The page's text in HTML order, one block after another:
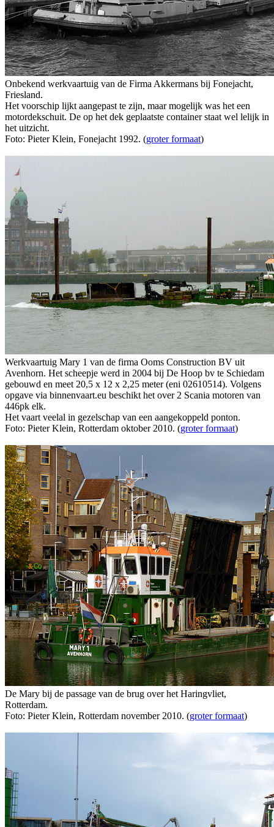
Onbekend werkvaartuig van de Firma Akkermans bij Fonejacht,
Friesland.
Het voorschip lijkt aangepast te zijn, maar mogelijk was het een
motordekschuit. De op het dek geplaatste container staat wel lelijk in
het uitzicht.
Foto: Pieter Klein, Fonejacht 1992. (groter formaat)
Werkvaartuig Mary 1 van de firma Ooms Construction BV uit
Avenhorn. Het scheepje werd in 2004 bij De Hoop bv te Schiedam
gebouwd en meet 20,5 x 12 x 2,25 meter (eni 02610514). Volgens
opgave via binnenvaart.eu beschikt het over 2 Scania motoren van
446pk elk.
Het vaart veelal in gezelschap van een aangekoppeld ponton.
Foto: Pieter Klein, Rotterdam oktober 2010. (groter formaat)
De Mary bij de passage van de brug over het Haringvliet,
Rotterdam.
Foto: Pieter Klein, Rotterdam november 2010. (groter formaat)